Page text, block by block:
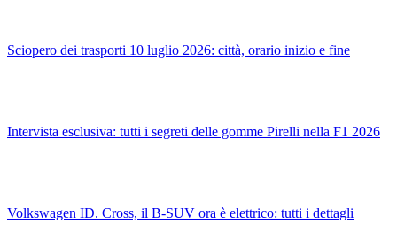
Sciopero dei trasporti 10 luglio 2026: città, orario inizio e fine
Intervista esclusiva: tutti i segreti delle gomme Pirelli nella F1 2026
Volkswagen ID. Cross, il B-SUV ora è elettrico: tutti i dettagli